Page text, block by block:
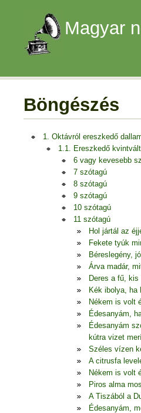
Magyar
Böngészés
1. Oktávról ereszkedő
1.1. Ereszkedő
6 vagy kevesebb
7 szótagú
8 szótagú
9 szótagú
10 szótagú
11 szótagú
Hol jártál az
Fekete tyúk
Béreslegény,
Árva madár,
Deres a fű, kis
Kék ibolya, ha
Nékem is volt
Édesanyám,
Édesanyám
kútra vizet
Széles vízen
A citrusfa
Nékem is volt
Piros alma
A Tiszából a
Édesanyám,